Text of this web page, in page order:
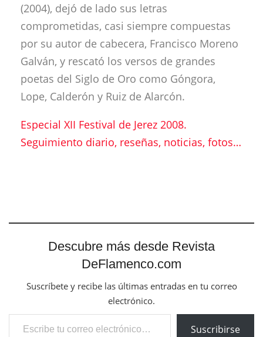
(2004), dejó de lado sus letras
comprometidas, casi siempre compuestas
por su autor de cabecera, Francisco Moreno
Galván, y rescató los versos de grandes
poetas del Siglo de Oro como Góngora,
Lope, Calderón y Ruiz de Alarcón.
Especial XII Festival de Jerez 2008.
Seguimiento diario, reseñas, noticias, fotos…
Descubre más desde Revista
DeFlamenco.com
Suscríbete y recibe las últimas entradas en tu correo
electrónico.
Escribe tu correo electrónico…
Suscribirse